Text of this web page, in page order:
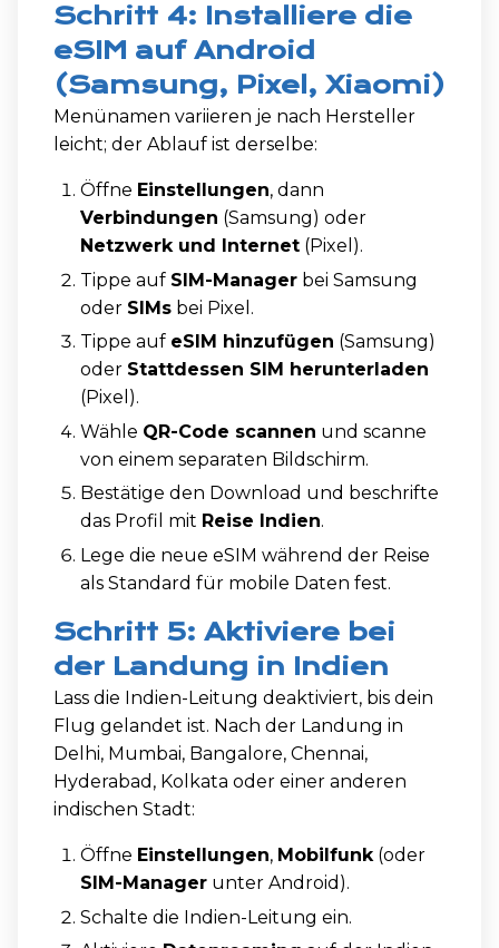
Schritt 4: Installiere die
eSIM auf Android
(Samsung, Pixel, Xiaomi)
Menünamen variieren je nach Hersteller
leicht; der Ablauf ist derselbe:
Öffne Einstellungen, dann
Verbindungen (Samsung) oder
Netzwerk und Internet (Pixel).
Tippe auf SIM-Manager bei Samsung
oder SIMs bei Pixel.
Tippe auf eSIM hinzufügen (Samsung)
oder Stattdessen SIM herunterladen
(Pixel).
Wähle QR-Code scannen und scanne
von einem separaten Bildschirm.
Bestätige den Download und beschrifte
das Profil mit Reise Indien.
Lege die neue eSIM während der Reise
als Standard für mobile Daten fest.
Schritt 5: Aktiviere bei
der Landung in Indien
Lass die Indien-Leitung deaktiviert, bis dein
Flug gelandet ist. Nach der Landung in
Delhi, Mumbai, Bangalore, Chennai,
Hyderabad, Kolkata oder einer anderen
indischen Stadt:
Öffne Einstellungen, Mobilfunk(oder
SIM-Manager unter Android).
Schalte die Indien-Leitung ein.